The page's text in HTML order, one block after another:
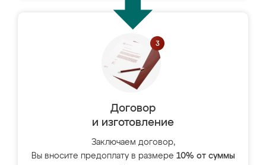
Договор
и изготовление
Заключаем договор,
Вы вносите предоплату в размере 10% от суммы